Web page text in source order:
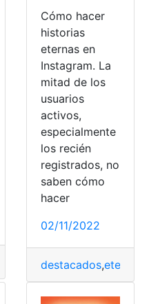
,Instagram
Cómo hacer
historias
eternas en
Instagram. La
mitad de los
usuarios
activos,
especialmente
los recién
registrados, no
saben cómo
hacer
02/11/2022
destacados,eternas